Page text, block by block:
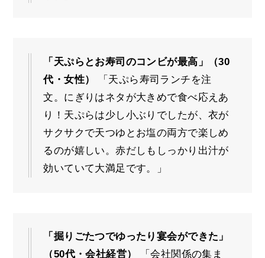
「天ぷらとお寿司のコンビが最高」（30
代・女性）
「天ぷら寿司ランチを注
文。にぎりはネタが大きめで食べ応えあ
り！天ぷらは少し小ぶりでしたが、衣が
サクサクで天つゆとお塩の両方で楽しめ
るのが嬉しい。赤だしもしっかり出汁が
効いていて大満足です。」
「掘りごたつでゆったり宴会ができた」
（50代・会社経営）
「会社関係の集ま